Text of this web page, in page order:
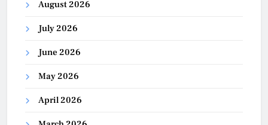
August 2026
July 2026
June 2026
May 2026
April 2026